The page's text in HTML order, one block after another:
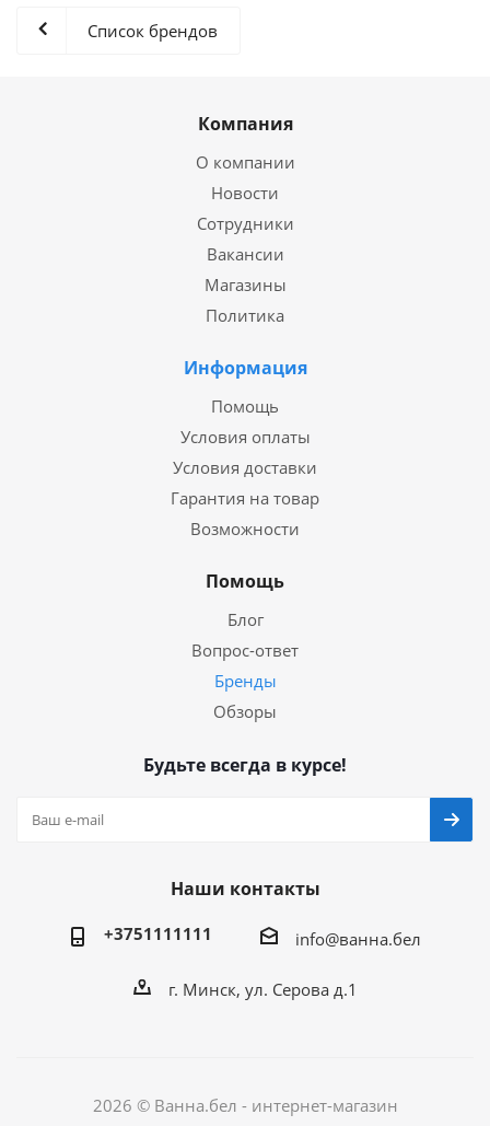
Список брендов
Компания
О компании
Новости
Сотрудники
Вакансии
Магазины
Политика
Информация
Помощь
Условия оплаты
Условия доставки
Гарантия на товар
Возможности
Помощь
Блог
Вопрос-ответ
Бренды
Обзоры
Будьте всегда в курсе!
Наши контакты
+3751111111 info@ванна.бел
г. Минск, ул. Серова д.1
2026 © Ванна.бел - интернет-магазин